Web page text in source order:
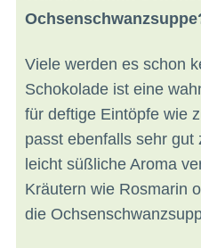
Viele werden es schon
Schokolade ist eine
für deftige Eintöpfe wie
passt ebenfalls sehr
leicht süßliche Aroma
Kräutern wie Rosmarin
die